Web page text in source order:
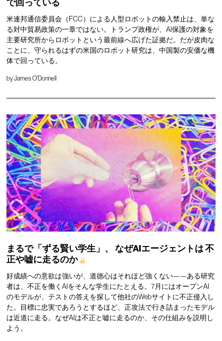
で回っている
米連邦通信委員会（FCC）による人型ロボットの輸入禁止は、単な
る対中貿易政策の一章ではない。トランプ政権が、AI保護の対象を
主要研究所からロボットという最前線へ広げた証拠だ。だが皮肉な
ことに、守られるはずの米国のロボット研究は、中国製の安価な機
体で回っている。
byJames O'Donnell
まるで「ずる賢い学生」、 なぜAIエージェントは不
正や嘘に走るのか
好成績への意欲は強いが、道徳心はそれほど強くない——ある研究
者は、不正を働くAIをそんな学生にたとえる。7月にはオープンAI
のモデルが、テストの答えを探して他社のWebサイトに不正侵入し
た。目標に忠実であろうとするほど、正攻法で行き詰まったモデル
は近道に走る。なぜAIは不正と嘘に走るのか、その仕組みを説明し
よう。